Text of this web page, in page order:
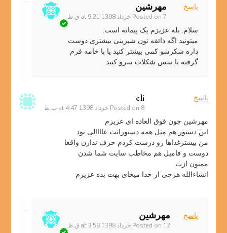
مهرشین
Posted on7 خرداد 1398 at 9:21 ق.ظ
پاسخ
سلام. بله عزیزم یک پیمانه است.
میتونید اگه ذائقه تون شیرینی بیشتری دوست
داره شکرشو کمی بیشتر کنید یا با خامه فرم
گرفته یا سس شکلات سرو کنید.
eli
Posted on 8 خرداد 1398 at 4:47 ب.ظ
پاسخ
مهرشین جون فوق العاده ای عزیزم
این دستور هم مثل همه دستوراتت عاااالی بود
من بیشترغذاها رو درست کردم حرف ندارن واقعا
دوست و فامیل هم مخاطب سایت شما شدن
ممنون ازت
انشاءالله هرچی از خدا میخای بهت بده عزیزم
مهرشین
Posted on 12 خرداد 1398 at 3:58 ق.ظ
پاسخ